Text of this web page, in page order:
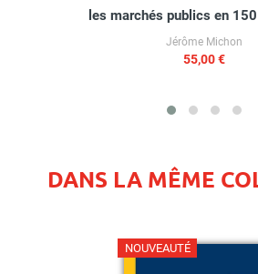
les marchés publics en
Jérôme Michon
55,00 €
DANS LA MÊME
NOUVEAUTÉ